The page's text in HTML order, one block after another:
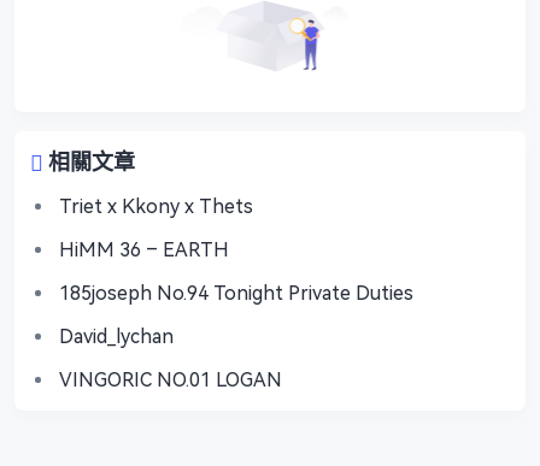
相關文章
Triet x Kkony x Thets
HiMM 36 – EARTH
185joseph No.94 Tonight Private Duties
David_lychan
VINGORIC NO.01 LOGAN